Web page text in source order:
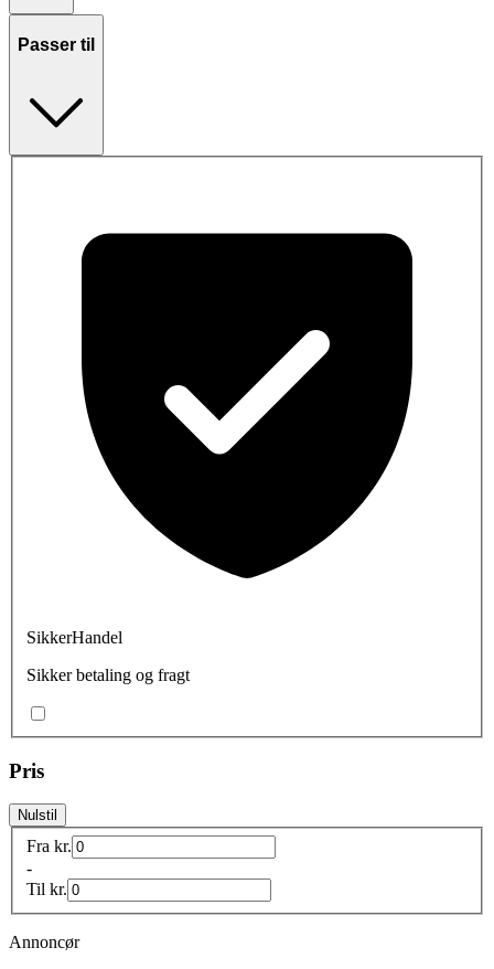
Passer til
SikkerHandel
Sikker betaling og fragt
Pris
Nulstil
Fra kr.
-
Til kr.
Annoncør